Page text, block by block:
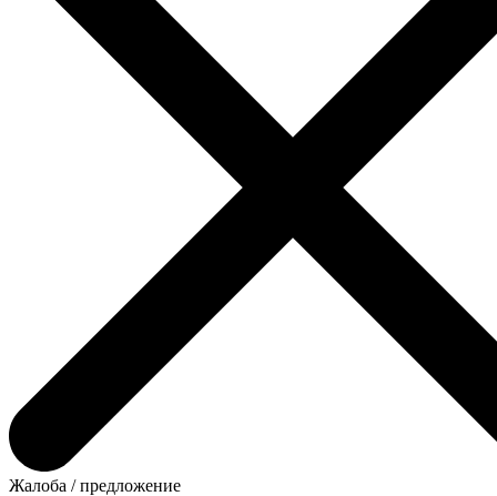
Жалоба / предложение